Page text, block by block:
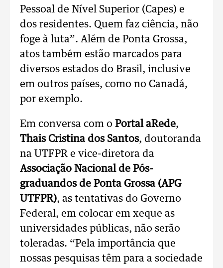
Pessoal de Nível Superior (Capes) e
dos residentes. Quem faz ciência, não
foge à luta”. Além de Ponta Grossa,
atos também estão marcados para
diversos estados do Brasil, inclusive
em outros países, como no Canadá,
por exemplo.
Em conversa com o Portal aRede,
Thais Cristina dos Santos, doutoranda
na UTFPR e vice-diretora da
Associação Nacional de Pós-
graduandos de Ponta Grossa (APG
UTFPR), as tentativas do Governo
Federal, em colocar em xeque as
universidades públicas, não serão
toleradas. “Pela importância que
nossas pesquisas têm para a sociedade